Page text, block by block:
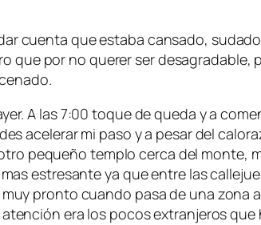
cuenta que estaba cansado,
que por no querer ser desagradable,
A las 7:00 toque de queda y a
acelerar mi paso y a pesar del
pequeño templo cerca del monte,
estresante ya que entre las
pronto cuando pasa de una zona
era los pocos extranjeros que